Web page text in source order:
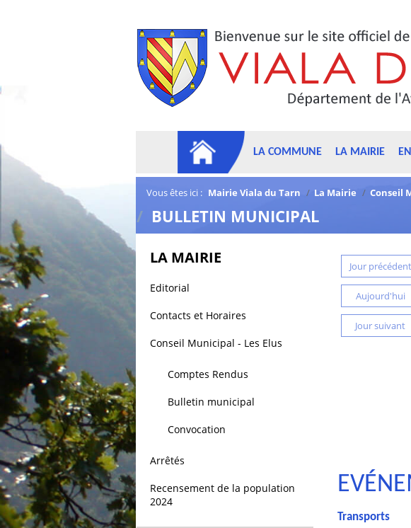
LA COMMUNE LA MAIRIE
Vous êtes ici : Mairie Viala du Tarn / La Mairie / Conseil
/ BULLETIN MUNICIPAL
LA MAIRIE
Editorial
Contacts et Horaires
Conseil Municipal - Les Elus
Comptes Rendus
Bulletin municipal
Convocation
Arrêtés
Recensement de la population
2024
Jour précédent
Aujourd'hui
Jour suivant
Transports